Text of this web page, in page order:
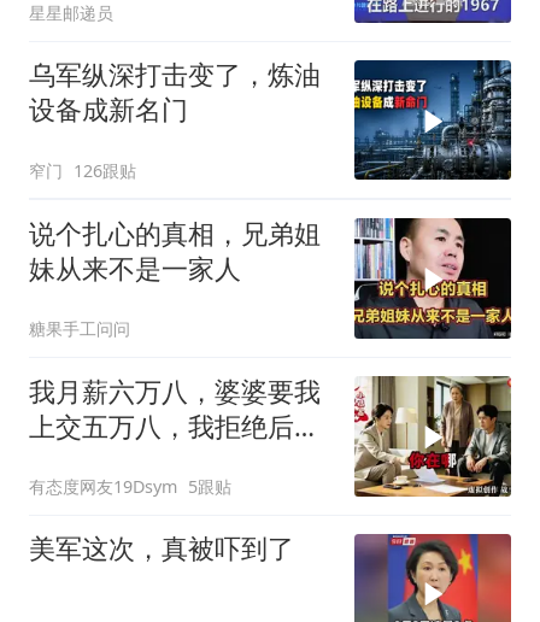
星星邮递员
乌军纵深打击变了，炼油
设备成新名门
窄门 126跟贴
说个扎心的真相，兄弟姐
妹从来不是一家人
糖果手工问问
我月薪六万八，婆婆要我
上交五万八，我拒绝后她
离婚
有态度网友19Dsym 5跟贴
美军这次，真被吓到了